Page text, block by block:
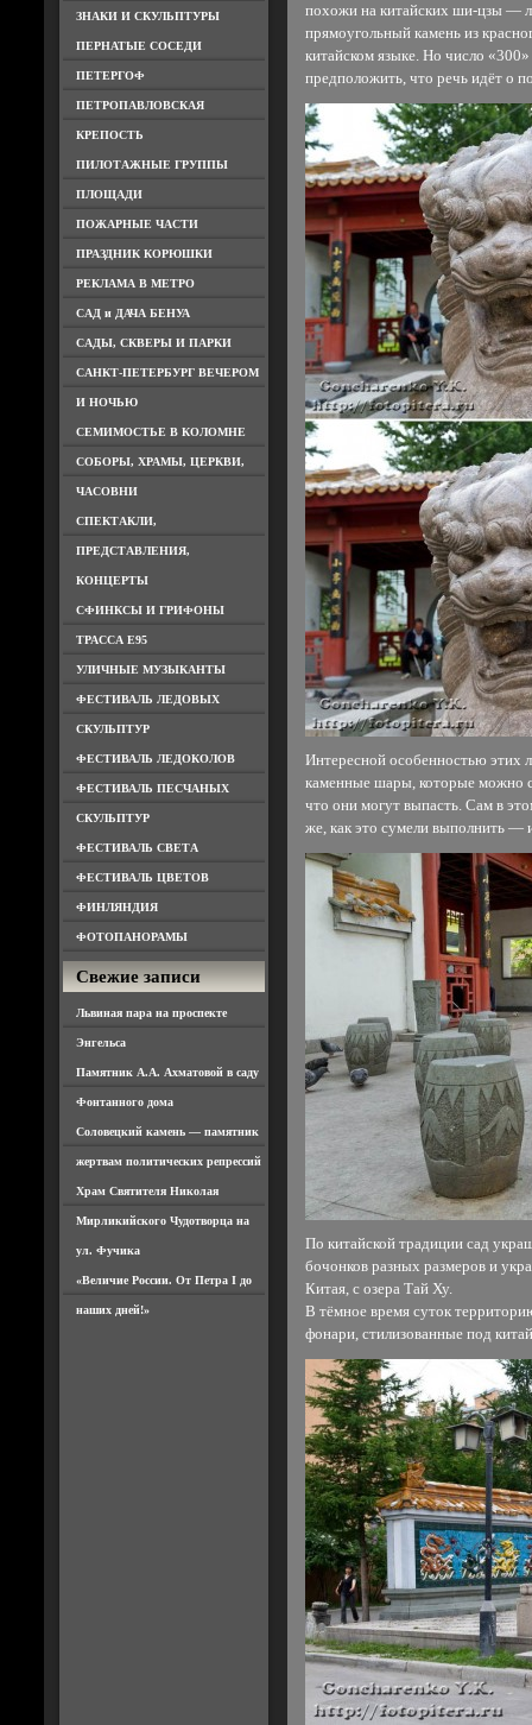
ЗНАКИ И СКУЛЬПТУРЫ
ПЕРНАТЫЕ СОСЕДИ
ПЕТЕРГОФ
ПЕТРОПАВЛОВСКАЯ
КРЕПОСТЬ
ПИЛОТАЖНЫЕ ГРУППЫ
ПЛОЩАДИ
ПОЖАРНЫЕ ЧАСТИ
ПРАЗДНИК КОРЮШКИ
РЕКЛАМА В МЕТРО
САД и ДАЧА БЕНУА
САДЫ, СКВЕРЫ И ПАРКИ
САНКТ-ПЕТЕРБУРГ ВЕЧЕРОМ
И НОЧЬЮ
СЕМИМОСТЬЕ В КОЛОМНЕ
СОБОРЫ, ХРАМЫ, ЦЕРКВИ,
ЧАСОВНИ
СПЕКТАКЛИ,
ПРЕДСТАВЛЕНИЯ,
КОНЦЕРТЫ
СФИНКСЫ И ГРИФОНЫ
ТРАССА Е95
УЛИЧНЫЕ МУЗЫКАНТЫ
ФЕСТИВАЛЬ ЛЕДОВЫХ
СКУЛЬПТУР
ФЕСТИВАЛЬ ЛЕДОКОЛОВ
ФЕСТИВАЛЬ ПЕСЧАНЫХ
СКУЛЬПТУР
ФЕСТИВАЛЬ СВЕТА
ФЕСТИВАЛЬ ЦВЕТОВ
ФИНЛЯНДИЯ
ФОТОПАНОРАМЫ
Свежие записи
Львиная пара на проспекте
Энгельса
Памятник А.А. Ахматовой в саду
Фонтанного дома
Соловецкий камень — памятник
жертвам политических репрессий
Храм Святителя Николая
Мирликийского Чудотворца на
ул. Фучика
«Величие России. От Петра I до
наших дней!»
похожи на китайских ши-цзы —
прямоугольный камень из
китайском языке. Но число
предположить, что речь идёт о
Интересной особенностью этих
каменные шары, которые можно
что они могут выпасть. Сам в
же, как это сумели выполнить —
По китайской традиции сад
бочонков разных размеров и
Китая, с озера Тай Ху.
В тёмное время суток
фонари, стилизованные под